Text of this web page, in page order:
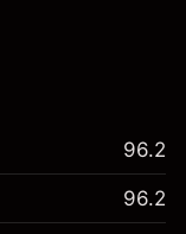
96.2
96.2